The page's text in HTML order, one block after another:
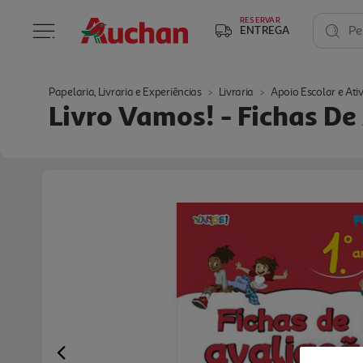
RESERVAR
ENTREGA
Papelaria, Livraria e Experiências Livraria Apoio Escolar e
Livro Vamos! - Fichas